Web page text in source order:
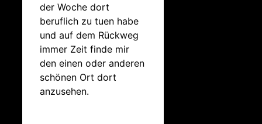
der Woche dort
beruflich zu tuen habe
und auf dem Rückweg
immer Zeit finde mir
den einen oder anderen
schönen Ort dort
anzusehen.